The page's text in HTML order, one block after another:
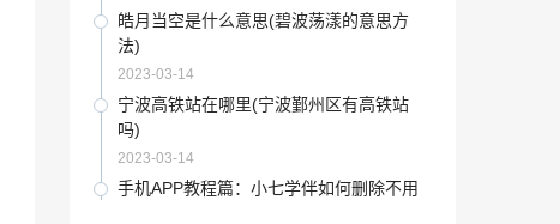
皓月当空是什么意思(碧波荡漾的意思方
法)
2023-03-14
宁波高铁站在哪里(宁波鄞州区有高铁站
吗)
2023-03-14
手机APP教程篇：小七学伴如何删除不用